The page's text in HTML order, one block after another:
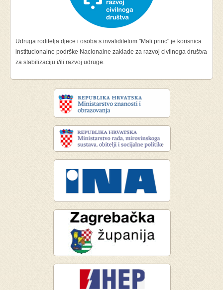
Udruga roditelja djece i osoba s invaliditetom "Mali princ" je korisnica
institucionalne podrške Nacionalne zaklade za razvoj civilnoga društva
za stabilizaciju i/ili razvoj udruge.